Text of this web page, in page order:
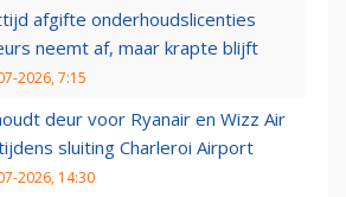
afgifte onderhoudslicenties
neemt af, maar krapte blijft
2026, 7:15
deur voor Ryanair en Wizz Air
sluiting Charleroi Airport
2026, 14:30